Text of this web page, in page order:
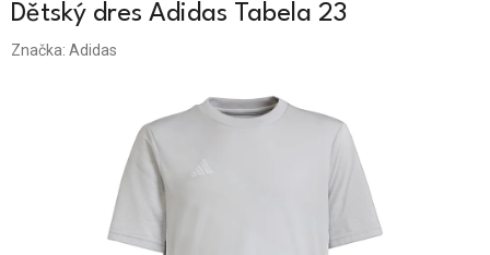
Dětský dres Adidas Tabela 23
Značka: Adidas